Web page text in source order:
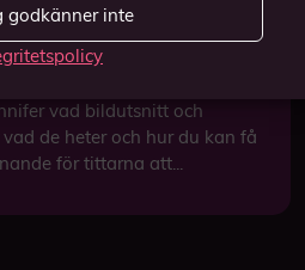
godkänner inte
vad bildutsnitt och
de heter och hur du kan få
för tittarna att...